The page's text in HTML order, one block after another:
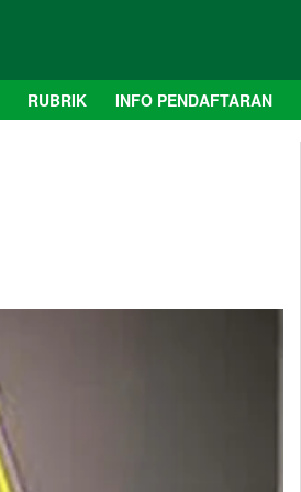
RUBRIK INFO PENDAFTARAN